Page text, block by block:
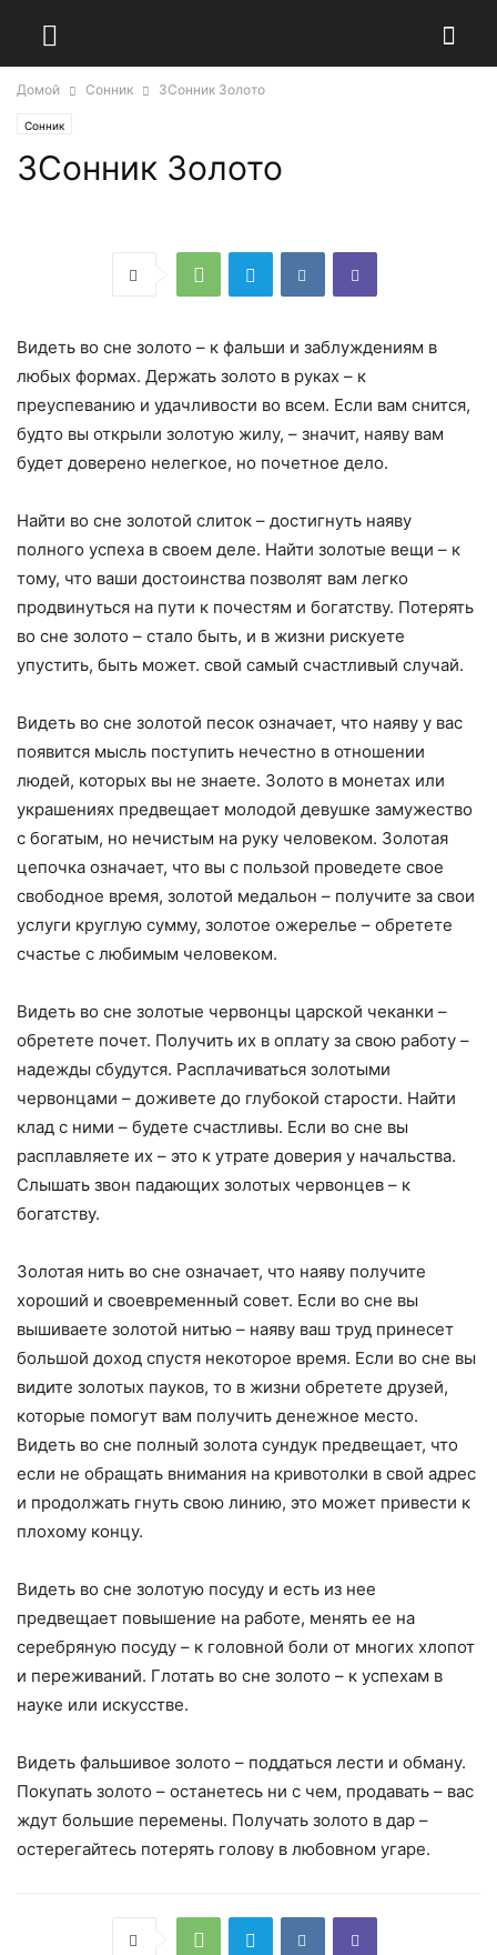
Домой Сонник ЗСонник Золото
Сонник
ЗСонник Золото
Видеть во сне золото – к фальши и заблуждениям в
любых формах. Держать золото в руках – к
преуспеванию и удачливости во всем. Если вам снится,
будто вы открыли золотую жилу, – значит, наяву вам
будет доверено нелегкое, но почетное дело.
Найти во сне золотой слиток – достигнуть наяву
полного успеха в своем деле. Найти золотые вещи – к
тому, что ваши достоинства позволят вам легко
продвинуться на пути к почестям и богатству. Потерять
во сне золото – стало быть, и в жизни рискуете
упустить, быть может. свой самый счастливый случай.
Видеть во сне золотой песок означает, что наяву у вас
появится мысль поступить нечестно в отношении
людей, которых вы не знаете. Золото в монетах или
украшениях предвещает молодой девушке замужество
с богатым, но нечистым на руку человеком. Золотая
цепочка означает, что вы с пользой проведете свое
свободное время, золотой медальон – получите за свои
услуги круглую сумму, золотое ожерелье – обретете
счастье с любимым человеком.
Видеть во сне золотые червонцы царской чеканки –
обретете почет. Получить их в оплату за свою работу –
надежды сбудутся. Расплачиваться золотыми
червонцами – доживете до глубокой старости. Найти
клад с ними – будете счастливы. Если во сне вы
расплавляете их – это к утрате доверия у начальства.
Слышать звон падающих золотых червонцев – к
богатству.
Золотая нить во сне означает, что наяву получите
хороший и своевременный совет. Если во сне вы
вышиваете золотой нитью – наяву ваш труд принесет
большой доход спустя некоторое время. Если во сне вы
видите золотых пауков, то в жизни обретете друзей,
которые помогут вам получить денежное место.
Видеть во сне полный золота сундук предвещает, что
если не обращать внимания на кривотолки в свой адрес
и продолжать гнуть свою линию, это может привести к
плохому концу.
Видеть во сне золотую посуду и есть из нее
предвещает повышение на работе, менять ее на
серебряную посуду – к головной боли от многих хлопот
и переживаний. Глотать во сне золото – к успехам в
науке или искусстве.
Видеть фальшивое золото – поддаться лести и обману.
Покупать золото – останетесь ни с чем, продавать – вас
ждут большие перемены. Получать золото в дар –
остерегайтесь потерять голову в любовном угаре.